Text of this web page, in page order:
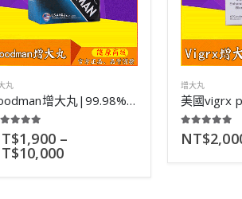
丸
goodman增大丸|99.98%有效率|增大後不反彈|效果超好|60粒
out of 5
1,900–
10,000
增大丸
out of 5
NT$